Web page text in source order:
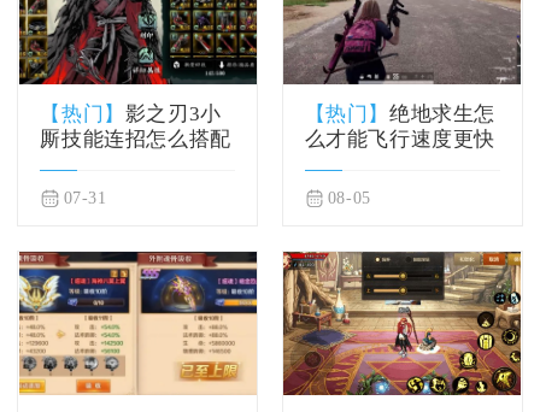
【热门】 影之刃3小
厮技能连招怎么搭配
07-31
【热门】绝地求生怎
么才能飞行速度更快
08-05